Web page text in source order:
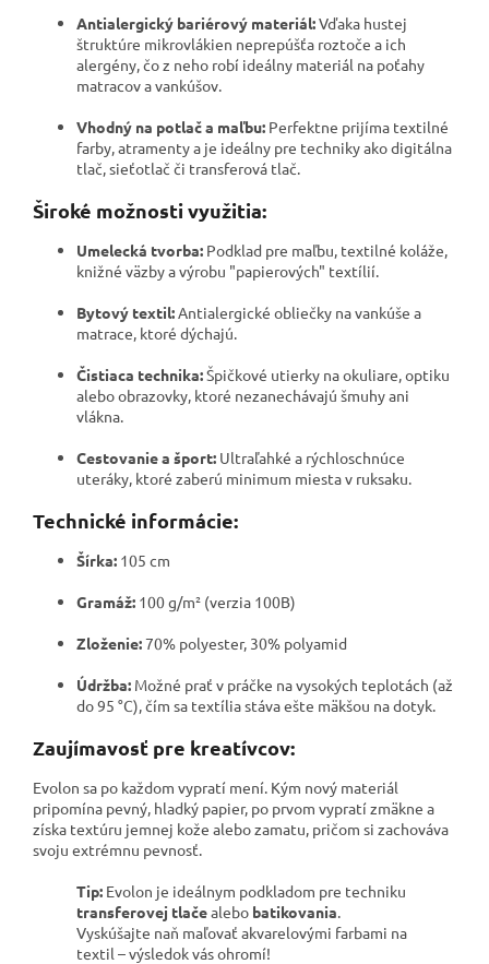
Antialergický bariérový materiál:Vďaka hustej
štruktúre mikrovlákien neprepúšťa roztoče a ich
alergény, čo z neho robí ideálny materiál na poťahy
matracov a vankúšov.
Vhodný na potlač a maľbu: Perfektne prijíma textilné
farby, atramenty a je ideálny pre techniky ako digitálna
tlač, sieťotlač či transferová tlač.
Široké možnosti využitia:
Umelecká tvorba: Podklad pre maľbu, textilné koláže,
knižné väzby a výrobu "papierových" textílií.
Bytový textil:Antialergické obliečky na vankúše a
matrace, ktoré dýchajú.
Čistiaca technika:Špičkové utierky na okuliare, optiku
alebo obrazovky, ktoré nezanechávajú šmuhy ani
vlákna.
Cestovanie a šport: Ultraľahké a rýchloschnúce
uteráky, ktoré zaberú minimum miesta v ruksaku.
Technické informácie:
Šírka: 105 cm
Gramáž: 100 g/m² (verzia 100B)
Zloženie:70% polyester, 30% polyamid
Údržba: Možné prať v práčke na vysokých teplotách (až
do 95 °C), čím sa textília stáva ešte mäkšou na dotyk.
Zaujímavosť pre kreatívcov:
Evolon sa po každom vypratí mení. Kým nový materiál
pripomína pevný, hladký papier, po prvom vypratí zmäkne a
získa textúru jemnej kože alebo zamatu, pričom si zachováva
svoju extrémnu pevnosť.
Tip: Evolon je ideálnym podkladom pre techniku
transferovej tlačealebo batikovania.
Vyskúšajte naň maľovať akvarelovými farbami na
textil – výsledok vás ohromí!